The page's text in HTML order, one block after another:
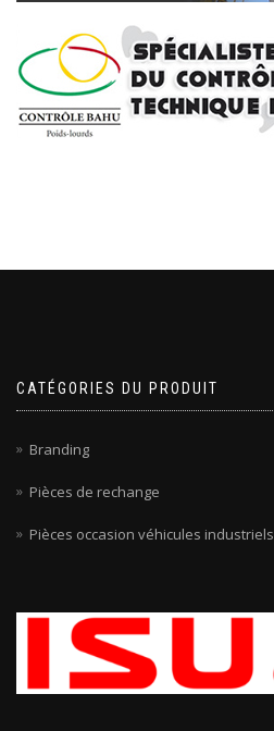
CATÉGORIES DU PRODUIT
Branding
Pièces de rechange
Pièces occasion véhicules industriels